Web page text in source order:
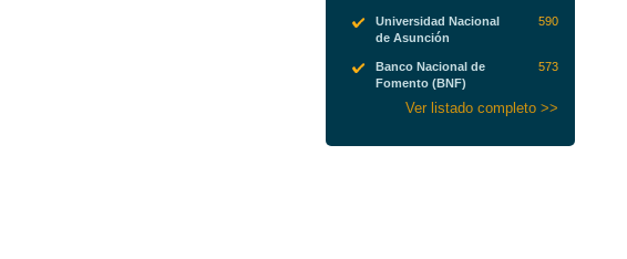
Universidad Nacional
de Asunción
590
Banco Nacional de
Fomento (BNF)
573
Ver listado completo >>